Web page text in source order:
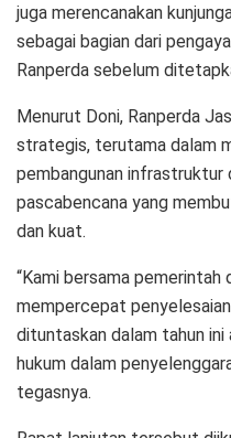
juga merencanakan
sebagai bagian dari
Ranperda sebelum
Menurut Doni, Ranperda
strategis, terutama dalam
pembangunan infrastruktur
pascabencana yang
dan kuat.
“Kami bersama pemerintah
mempercepat
dituntaskan dalam tahun ini
hukum dalam
tegasnya.